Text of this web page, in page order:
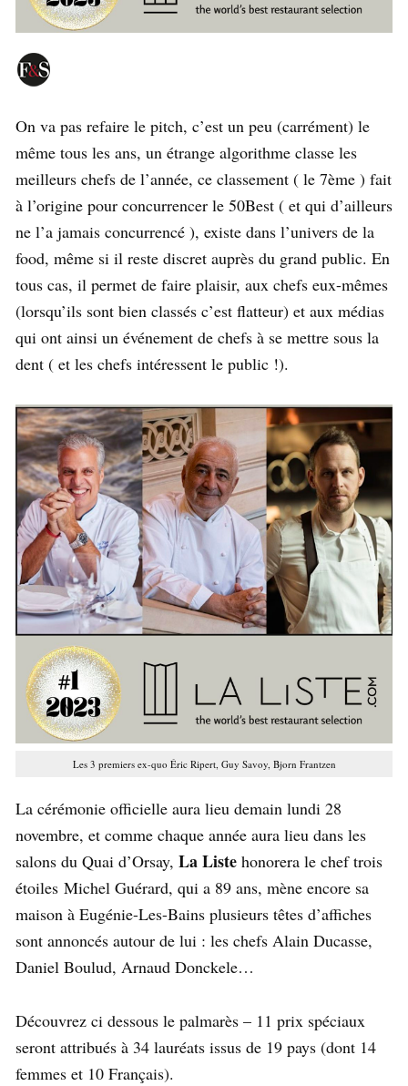
On va pas refaire le pitch, c’est un peu (carrément) le
même tous les ans, un étrange algorithme classe les
meilleurs chefs de l’année, ce classement ( le 7ème ) fait
à l’origine pour concurrencer le 50Best ( et qui d’ailleurs
ne l’a jamais concurrencé ), existe dans l’univers de la
food, même si il reste discret auprès du grand public. En
tous cas, il permet de faire plaisir, aux chefs eux-mêmes
(lorsqu’ils sont bien classés c’est flatteur) et aux médias
qui ont ainsi un événement de chefs à se mettre sous la
dent ( et les chefs intéressent le public !).
Les 3 premiers ex-quo Éric Ripert, Guy Savoy, Bjorn Frantzen
La cérémonie officielle aura lieu demain lundi 28
novembre, et comme chaque année aura lieu dans les
salons du Quai d’Orsay, La Liste honorera le chef trois
étoiles Michel Guérard, qui a 89 ans, mène encore sa
maison à Eugénie-Les-Bains plusieurs têtes d’affiches
sont annoncés autour de lui : les chefs Alain Ducasse,
Daniel Boulud, Arnaud Donckele…
Découvrez ci dessous le palmarès – 11 prix spéciaux
seront attribués à 34 lauréats issus de 19 pays (dont 14
femmes et 10 Français).